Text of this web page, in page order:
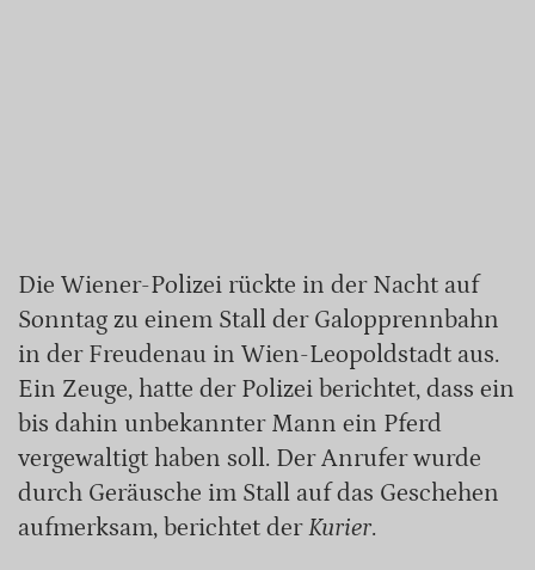
Die Wiener-Polizei rückte in der Nacht auf
Sonntag zu einem Stall der Galopprennbahn
in der Freudenau in Wien-Leopoldstadt aus.
Ein Zeuge, hatte der Polizei berichtet, dass ein
bis dahin unbekannter Mann ein Pferd
vergewaltigt haben soll. Der Anrufer wurde
durch Geräusche im Stall auf das Geschehen
aufmerksam, berichtet derKurier.